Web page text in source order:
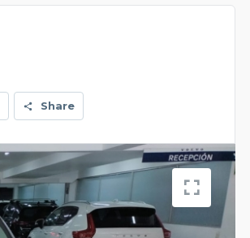
Share